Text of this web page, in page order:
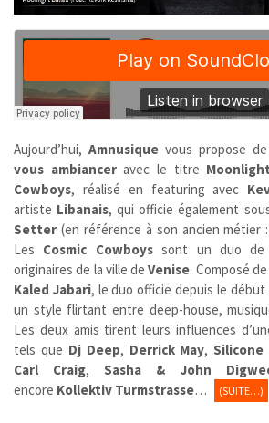
Aujourd’hui, Amnusique vous propose de
vous ambianceravec le titre
Cowboys, réalisé en featuring avec
artiste Libanais, qui officie également
Setter (en référence à son ancien métier
Les Cosmic Cowboyssont un duo de
originaires de la ville deVenise. Composé de
Kaled Jabari, le duo officie depuis le début
un style flirtant entre deep-house,
Les deux amis tirent leurs influences
tels que Dj Deep, Derrick May,Silicone
Carl Craig,Sasha & John
encore Kollektiv Turmstrasse… (SUITE…)